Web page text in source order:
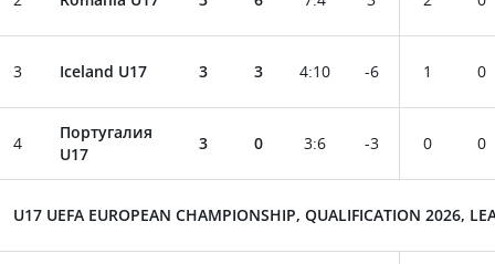
3 Iceland U17 3 3 4:10 -6 1 0
4
Португалия
U17
3 0 3:6 -3 0 0
U17 UEFA EUROPEAN CHAMPIONSHIP, QUALIFICATION 2026,